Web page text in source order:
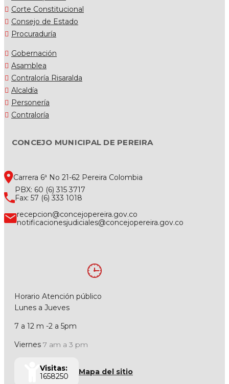
Corte Constitucional
Consejo de Estado
Procuraduría
Gobernación
Asamblea
Contraloría Risaralda
Alcaldía
Personería
Contraloría
CONCEJO MUNICIPAL DE PEREIRA
Carrera 6ª No 21-62 Pereira Colombia
PBX: 60 (6) 315 3717
Fax: 57 (6) 333 1018
recepcion@concejopereira.gov.co
notificacionesjudiciales@concejopereira.gov.co
Horario Atención público
Lunes a Jueves
7 a 12 m -2 a 5pm
Viernes 7 am a 3 pm
Visitas:
1658250
Mapa del sitio